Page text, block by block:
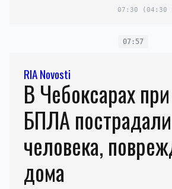
07:30 (04:30
07:57
RIA Novosti
В Чебоксарах
БПЛА
человека,
дома